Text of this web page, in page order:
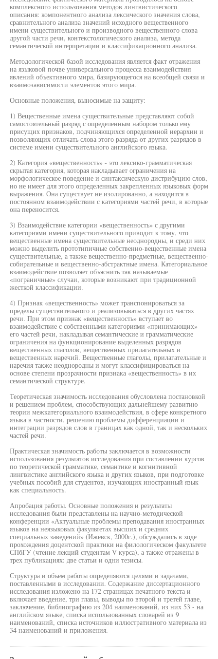
комплексного использования методов лингвистического
описания: компонентного анализа лексического значения слова,
сравнительного анализа значений исходного вещественного
имени существительного и производного вещественного слова
другой части речи, контекстологического анализа, метода
семантической интерпретации и классификационного анализа.
Методологической базой исследования является факт отражения
на языковой почве универсального процесса взаимодействия
явлений объективного мира, базирующегося на всеобщей связи и
взаимозависимости элементов этого мира.
Основные положения, выносимые на защиту:
1) Вещественные имена существительные представляют собой
самостоятельный разряд с определенным набором только ему
присущих признаков, подчиняющихся определенной иерархии и
позволяющих отличать слова этого разряда от других разрядов в
системе имени существительного английского языка.
2) Категория «вещественность» - это лексико-грамматическая
скрытая категория, которая накладывает ограничения на
морфологическое поведение и синтаксическую дистрибуцию слов,
но не имеет для этого определенных закрепленных языковых форм
выражения. Она существует не изолированно, а находится в
постоянном взаимодействии с категориями частей речи, в которые
она переносится.
3) Взаимодействие категории «вещественность» с другими
категориями имени существительного приводит к тому, что
вещественные имена существительные неоднородны, и среди них
можно выделить прототипичные собственно-вещественные имена
существительные, а также вещественно-предметные, вещественно-
собирательные и вещественно-абстрактные имена. Категориальное
взаимодействие позволяет объяснить так называемые
«пограничные» случаи, которые возникают при традиционной
жесткой классификации.
4) Признак «вещественность» может транспонироваться за
пределы существительного и реализовываться в других частях
речи. При этом признак «вещественность» вступает во
взаимодействие с собственными категориями «принимающих»
его частей речи, накладывая семантические и грамматические
ограничения на функционирование выделенных разрядов
вещественных глаголов, вещественных прилагательных и
вещественных наречий. Вещественные глаголы, прилагательные и
наречия также неоднородны и могут классифицироваться на
основе степени прозрачности признака «вещественность» в их
семантической структуре.
Теоретическая значимость исследования обусловлена постановкой
и решением проблем, способствующих дальнейшему развитию
теории межкатегориального взаимодействия, в сфере конкретного
языка в частности, решению проблемы дифференциации и
интеграции разрядов слов в границах как одной, так и нескольких
частей речи.
Практическая значимость работы заключается в возможности
использования результатов исследования при составлении курсов
по теоретической грамматике, семантике и когнитивной
лингвистике английского языка и других языков, при подготовке
учебных пособий для студентов, изучающих иностранный язык
как специальность.
Апробация работы. Основные положения и результаты
исследования были представлены на научно-методической
конференции «Актуальные проблемы преподавания иностранных
языков на неязыковых факультетах высших и средних
специальных заведений» (Ижевск, 2000г.), обсуждались в ходе
прохождения доцентской практики на филологическом факультете
СПбГУ (чтение лекций студентам V курса), а также отражены в
трех публикациях: две статьи и одни тезисы.
Структура и объем работы определяются целями и задачами,
поставленными в исследовании. Содержание диссертационного
исследования изложено на 172 страницах печатного текста и
включает введение, три главы, выводы по второй и третей главе,
заключение, библиографию из 204 наименований, из них 53 - на
английском языке, списка использованных словарей из 9
наименований, списка источников иллюстративного материала из
34 наименований и приложения.